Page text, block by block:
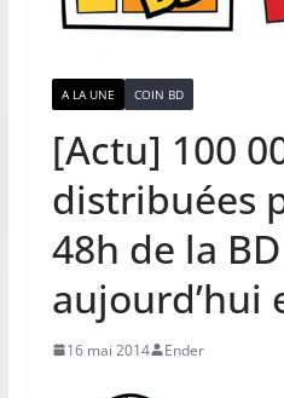
A LA UNE COIN BD
[Actu] 100
distribuées
48h de la BD
aujourd’hui
16 mai 2014 Ender